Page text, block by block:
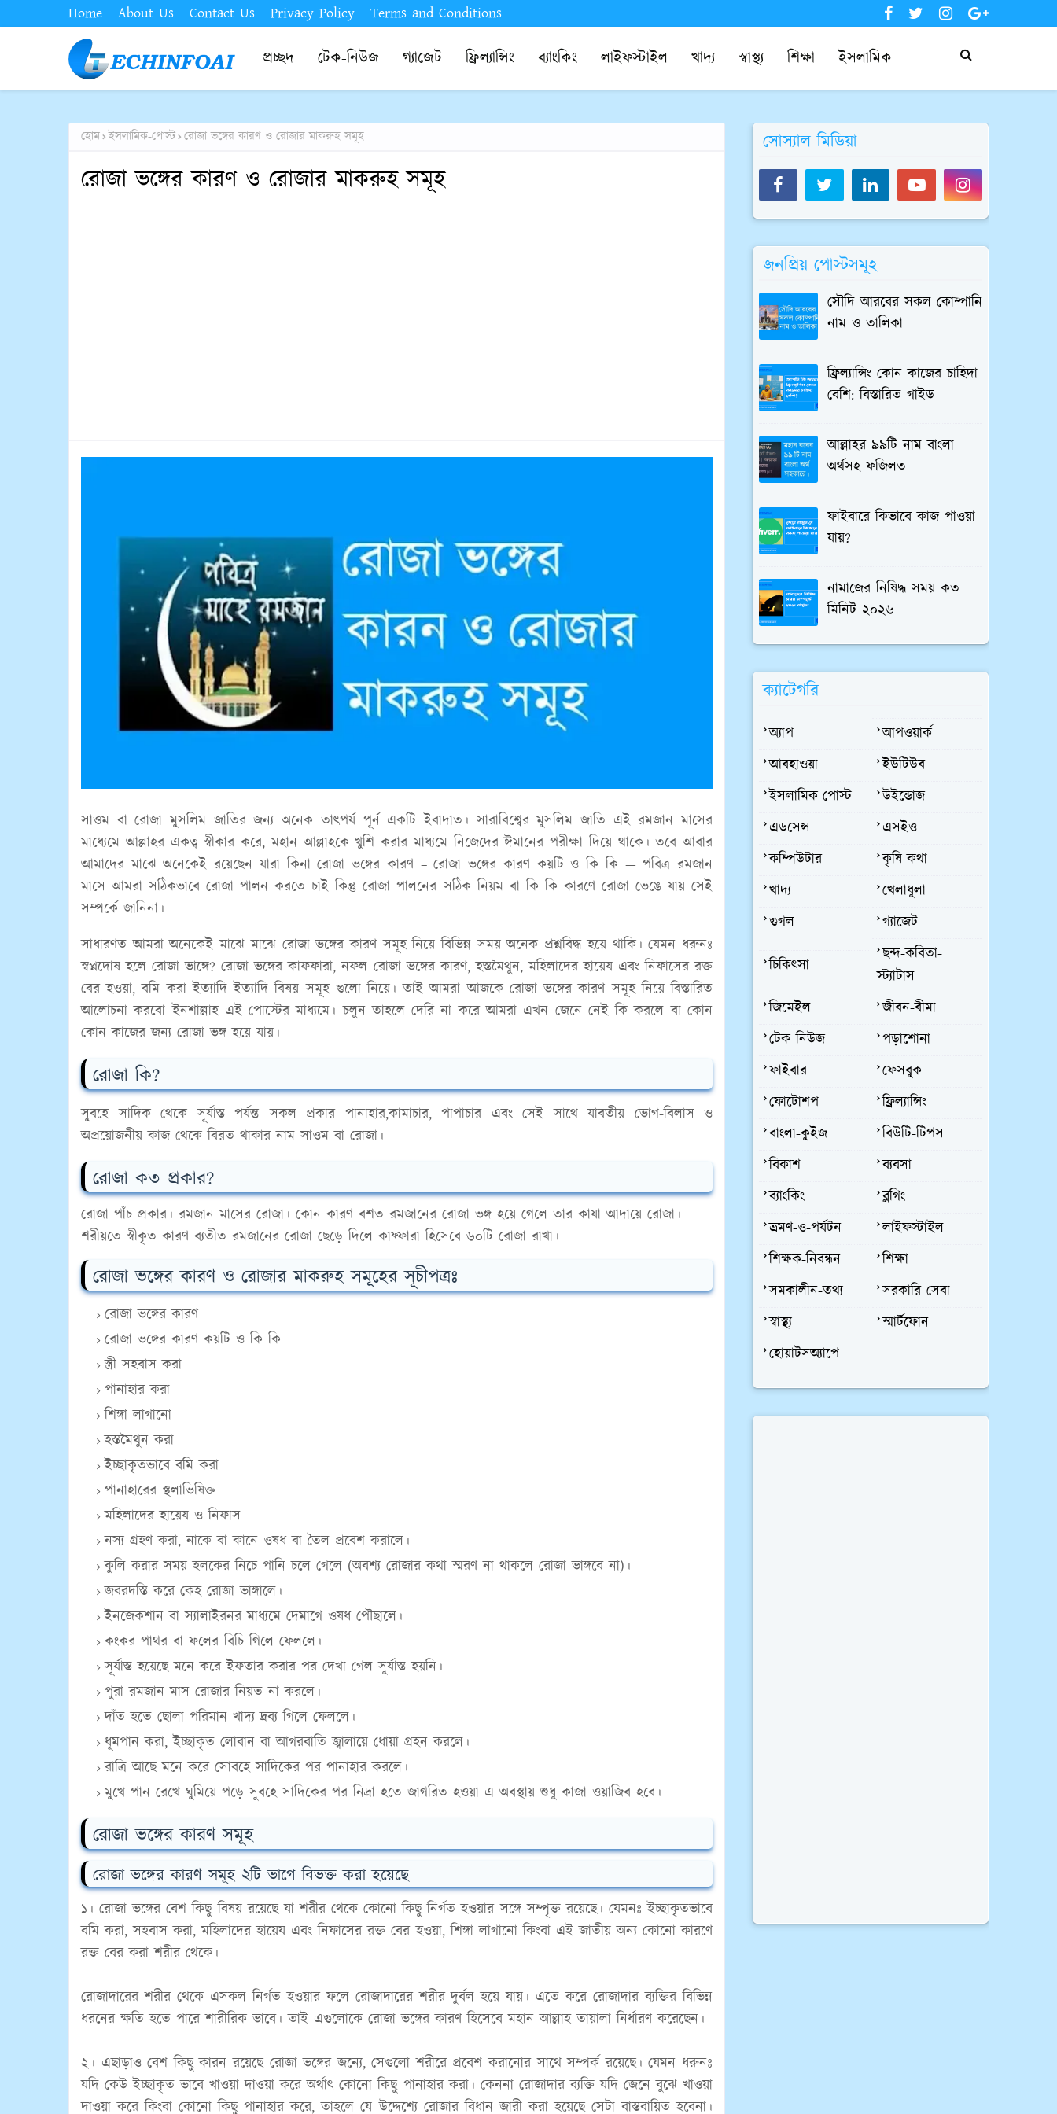
Home About Us Contact Us Privacy Policy Terms and Conditions
প্রচ্ছদ টেক-নিউজ গ্যাজেট ফ্রিল্যান্সিং ব্যাংকিং লাইফস্টাইল খাদ্য স্বাস্থ্য শিক্ষা ইসলামিক
হোম ইসলামিক-পোস্ট রোজা ভঙ্গের কারণ ও রোজার মাকরুহ সমূহ
রোজা ভঙ্গের কারণ ও রোজার মাকরুহ সমূহ
সাওম বা রোজা মুসলিম জাতির জন্য অনেক তাৎপর্য পূর্ন একটি ইবাদাত। সারাবিশ্বের মুসলিম জাতি এই রমজান মাসের
মাধ্যেমে আল্লাহর একত্ব স্বীকার করে, মহান আল্লাহকে খুশি করার মাধ্যমে নিজেদের ঈমানের পরীক্ষা দিয়ে থাকে। তবে আবার
আমাদের মাঝে অনেকেই রয়েছেন যারা কিনা রোজা ভঙ্গের কারণ – রোজা ভঙ্গের কারণ কয়টি ও কি কি — পবিত্র রমজান
মাসে আমরা সঠিকভাবে রোজা পালন করতে চাই কিন্তু রোজা পালনের সঠিক নিয়ম বা কি কি কারণে রোজা ভেঙে যায় সেই
সম্পর্কে জানিনা।
সাধারণত আমরা অনেকেই মাঝে মাঝে রোজা ভঙ্গের কারণ সমূহ নিয়ে বিভিন্ন সময় অনেক প্রশ্নবিদ্ধ হয়ে থাকি। যেমন ধরুনঃ
স্বপ্নদোষ হলে রোজা ভাঙ্গে? রোজা ভঙ্গের কাফফারা, নফল রোজা ভঙ্গের কারণ, হস্তমৈথুন, মহিলাদের হায়েয এবং নিফাসের রক্ত
বের হওয়া, বমি করা ইত্যাদি ইত্যাদি বিষয় সমূহ গুলো নিয়ে। তাই আমরা আজকে রোজা ভঙ্গের কারণ সমূহ নিয়ে বিস্তারিত
আলোচনা করবো ইনশাল্লাহ এই পোস্টের মাধ্যমে। চলুন তাহলে দেরি না করে আমরা এখন জেনে নেই কি করলে বা কোন
কোন কাজের জন্য রোজা ভঙ্গ হয়ে যায়।
রোজা কি?
সুবহে সাদিক থেকে সূর্যাস্ত পর্যন্ত সকল প্রকার পানাহার,কামাচার, পাপাচার এবং সেই সাথে যাবতীয় ভোগ-বিলাস ও
অপ্রয়োজনীয় কাজ থেকে বিরত থাকার নাম সাওম বা রোজা।
রোজা কত প্রকার?
রোজা পাঁচ প্রকার। রমজান মাসের রোজা। কোন কারণ বশত রমজানের রোজা ভঙ্গ হয়ে গেলে তার কাযা আদায়ে রোজা।
শরীয়তে স্বীকৃত কারণ ব্যতীত রমজানের রোজা ছেড়ে দিলে কাফ্ফারা হিসেবে ৬০টি রোজা রাখা।
রোজা ভঙ্গের কারণ ও রোজার মাকরুহ সমূহের সূচীপত্রঃ
রোজা ভঙ্গের কারণ
রোজা ভঙ্গের কারণ কয়টি ও কি কি
স্ত্রী সহবাস করা
পানাহার করা
শিঙ্গা লাগানো
হস্তমৈথুন করা
ইচ্ছাকৃতভাবে বমি করা
পানাহারের স্থলাভিষিক্ত
মহিলাদের হায়েয ও নিফাস
নস্য গ্রহণ করা, নাকে বা কানে ওষধ বা তৈল প্রবেশ করালে।
কুলি করার সময় হলকের নিচে পানি চলে গেলে (অবশ্য রোজার কথা স্মরণ না থাকলে রোজা ভাঙ্গবে না)।
জবরদস্তি করে কেহ রোজা ভাঙ্গালে।
ইনজেকশান বা স্যালাইরনর মাধ্যমে দেমাগে ওষধ পৌছালে।
কংকর পাথর বা ফলের বিচি গিলে ফেললে।
সূর্যাস্ত হয়েছে মনে করে ইফতার করার পর দেখা গেল সুর্যাস্ত হয়নি।
পুরা রমজান মাস রোজার নিয়ত না করলে।
দাঁত হতে ছোলা পরিমান খাদ্য-দ্রব্য গিলে ফেললে।
ধূমপান করা, ইচ্ছাকৃত লোবান বা আগরবাতি জ্বালায়ে ধোয়া গ্রহন করলে।
রাত্রি আছে মনে করে সোবহে সাদিকের পর পানাহার করলে।
মুখে পান রেখে ঘুমিয়ে পড়ে সুবহে সাদিকের পর নিদ্রা হতে জাগরিত হওয়া এ অবস্থায় শুধু কাজা ওয়াজিব হবে।
রোজা ভঙ্গের কারণ সমূহ
রোজা ভঙ্গের কারণ সমূহ ২টি ভাগে বিভক্ত করা হয়েছে
১। রোজা ভঙ্গের বেশ কিছু বিষয় রয়েছে যা শরীর থেকে কোনো কিছু নির্গত হওয়ার সঙ্গে সম্পৃক্ত রয়েছে। যেমনঃ ইচ্ছাকৃতভাবে
বমি করা, সহবাস করা, মহিলাদের হায়েয এবং নিফাসের রক্ত বের হওয়া, শিঙ্গা লাগানো কিংবা এই জাতীয় অন্য কোনো কারণে
রক্ত বের করা শরীর থেকে।
রোজাদারের শরীর থেকে এসকল নির্গত হওয়ার ফলে রোজাদারের শরীর দুর্বল হয়ে যায়। এতে করে রোজাদার ব্যক্তির বিভিন্ন
ধরনের ক্ষতি হতে পারে শারীরিক ভাবে। তাই এগুলোকে রোজা ভঙ্গের কারণ হিসেবে মহান আল্লাহ তায়ালা নির্ধারণ করেছেন।
২। এছাড়াও বেশ কিছু কারন রয়েছে রোজা ভঙ্গের জন্যে, সেগুলো শরীরে প্রবেশ করানোর সাথে সম্পর্ক রয়েছে। যেমন ধরুনঃ
যদি কেউ ইচ্ছাকৃত ভাবে খাওয়া দাওয়া করে অর্থাৎ কোনো কিছু পানাহার করা। কেননা রোজাদার ব্যক্তি যদি জেনে বুঝে খাওয়া
দাওয়া করে কিংবা কোনো কিছু পানাহার করে, তাহলে যে উদ্দেশ্যে রোজার বিধান জারী করা হয়েছে সেটা বাস্তবায়িত হবেনা।
সোস্যাল মিডিয়া
জনপ্রিয় পোস্টসমূহ
সৌদি আরবের সকল কোম্পানি
নাম ও তালিকা
ফ্রিল্যান্সিং কোন কাজের চাহিদা
বেশি: বিস্তারিত গাইড
আল্লাহর ৯৯টি নাম বাংলা
অর্থসহ ফজিলত
ফাইবারে কিভাবে কাজ পাওয়া
যায়?
নামাজের নিষিদ্ধ সময় কত
মিনিট ২০২৬
ক্যাটেগরি
অ্যাপ
আপওয়ার্ক
আবহাওয়া
ইউটিউব
ইসলামিক-পোস্ট
উইন্ডোজ
এডসেন্স
এসইও
কম্পিউটার
কৃষি-কথা
খাদ্য
খেলাধুলা
গুগল
গ্যাজেট
চিকিৎসা
ছন্দ-কবিতা-
স্ট্যাটাস
জিমেইল
জীবন-বীমা
টেক নিউজ
পড়াশোনা
ফাইবার
ফেসবুক
ফোটোশপ
ফ্রিল্যান্সিং
বাংলা-কুইজ
বিউটি-টিপস
বিকাশ
ব্যবসা
ব্যাংকিং
ব্লগিং
ভ্রমণ-ও-পর্যটন
লাইফস্টাইল
শিক্ষক-নিবন্ধন
শিক্ষা
সমকালীন-তথ্য
সরকারি সেবা
স্বাস্থ্য
স্মার্টফোন
হোয়াটসঅ্যাপে